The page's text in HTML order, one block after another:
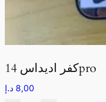
كفر اديداس 14pro
8,00 د.إ